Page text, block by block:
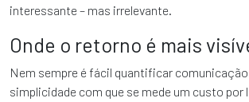
interessante – mas irrelevante.
Onde o retorno é mais
Nem sempre é fácil quantificar
simplicidade com que se mede um custo por